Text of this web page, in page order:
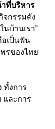
ที่บริหาร
จกรรมดัง
บ้านเรา”
เป็นฟัน
รของไทย
ทั้งการ
และการ